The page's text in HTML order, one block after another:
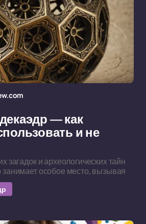
— как
и не
загадок и археологических тайн
занимает особое место, вызывая